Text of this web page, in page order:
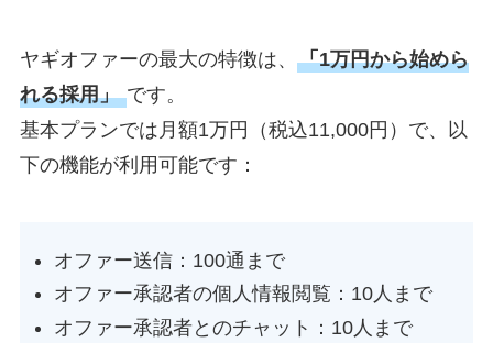
ヤギオファーの最大の特徴は、 「1万円から始めら
れる採用」 です。
基本プランでは月額1万円（税込11,000円）で、以
下の機能が利用可能です：
オファー送信：100通まで
オファー承認者の個人情報閲覧：10人まで
オファー承認者とのチャット：10人まで